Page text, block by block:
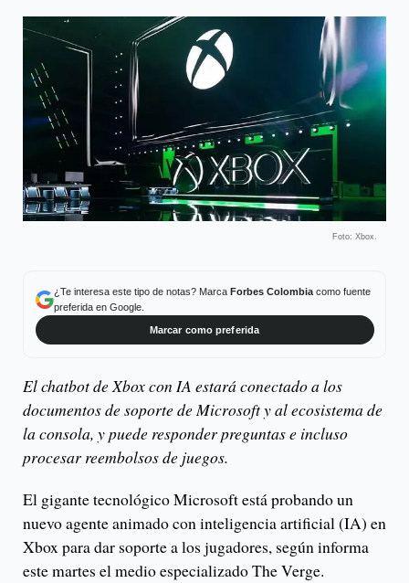
Foto: Xbox.
¿Te interesa este tipo de notas? Marca Forbes Colombiacomo fuente
preferida en Google.
Marcar como preferida
El chatbot de Xbox con IA estará conectado a los
documentos de soporte de Microsoft y al ecosistema de
la consola, y puede responder preguntas e incluso
procesar reembolsos de juegos.
El gigante tecnológico Microsoft está probando un
nuevo agente animado con inteligencia artificial (IA) en
Xbox para dar soporte a los jugadores, según informa
este martes el medio especializado The Verge.